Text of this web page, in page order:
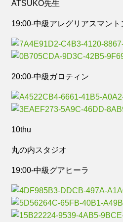
ATSUKO先生
19:00-中級アレグリアスマント
20:00-中級ガロティン
10thu
丸の内スタジオ
19:00-中級グアヒーラ